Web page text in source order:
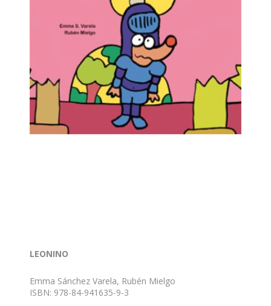
LEONINO
Emma Sánchez Varela, Rubén Mielgo
ISBN: 978-84-941635-9-3